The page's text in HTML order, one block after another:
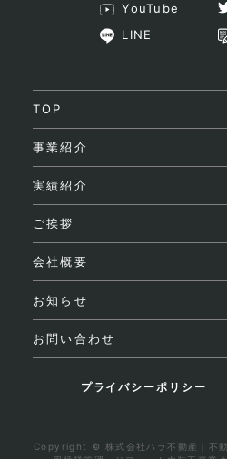
YouTube
LINE
TOP
事業紹介
実績紹介
ご挨拶
会社概要
お知らせ
お問い合わせ
プライバシーポリシー
Copyright © 株式会社ハラ不動産｜不動